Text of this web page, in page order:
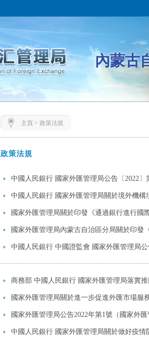
內蒙古
主頁 >政策法規
政策法規
中國人民銀行 國家外匯管理局公告〔2022〕
中國人民銀行 國家外匯管理局關於境外機
國家外匯管理局關於印發《通過銀行進行國
國家外匯管理局內蒙古自治區分局關於印發
中國人民銀行 中國證監會 國家外匯管理局
商務部 中國人民銀行 國家外匯管理局落實
國家外匯管理局關於進一步促進外匯市場服
國家外匯管理局公告2022年第1號（國家外匯
中國人民銀行 國家外匯管理局關於做好疫